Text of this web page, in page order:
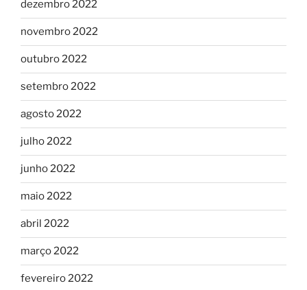
dezembro 2022
novembro 2022
outubro 2022
setembro 2022
agosto 2022
julho 2022
junho 2022
maio 2022
abril 2022
março 2022
fevereiro 2022